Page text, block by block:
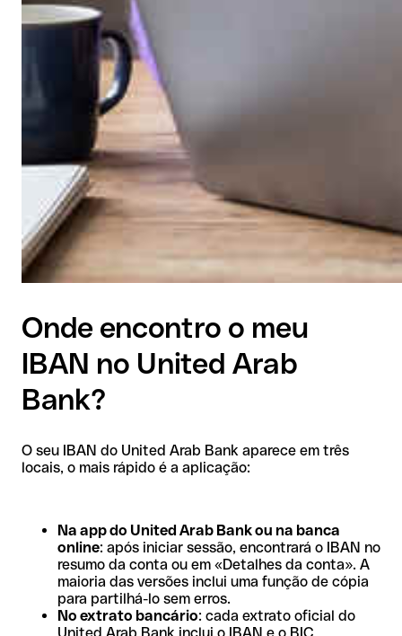
Onde encontro o meu
IBAN no United Arab
Bank?
O seu IBAN do United Arab Bank aparece em três
locais, o mais rápido é a aplicação:
Na app do United Arab Bank ou na banca
online: após iniciar sessão, encontrará o IBAN no
resumo da conta ou em «Detalhes da conta». A
maioria das versões inclui uma função de cópia
para partilhá-lo sem erros.
No extrato bancário: cada extrato oficial do